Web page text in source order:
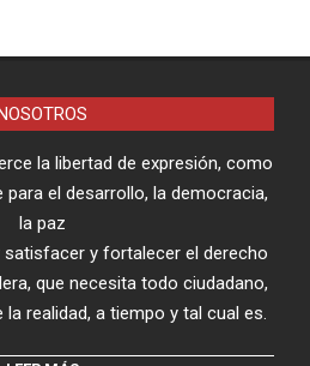
NOSOTROS
la libertad de expresión, como
el desarrollo, la democracia,
la paz
satisfacer y fortalecer el derecho
que necesita todo ciudadano,
realidad, a tiempo y tal cual es.